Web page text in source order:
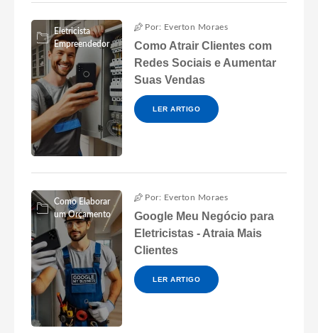
Eletricista
Empreendedor
Por: Everton Moraes
Como Atrair Clientes com
Redes Sociais e Aumentar
Suas Vendas
LER ARTIGO
Como Elaborar
um Orçamento
Por: Everton Moraes
Google Meu Negócio para
Eletricistas - Atraia Mais
Clientes
LER ARTIGO